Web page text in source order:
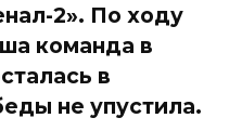
2». По ходу
команда в
в
не упустила.